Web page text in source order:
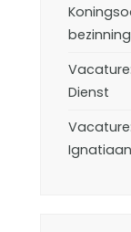
Dienst